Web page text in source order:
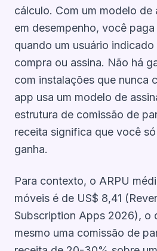
cálculo. Com um modelo de
em desempenho, você
quando um usuário
compra ou assina. Não há
com instalações que nunca
app usa um modelo de
estrutura de comissão de
receita significa que você
ganha.
Para contexto, o ARPU
móveis é de US$ 8,41
Subscription Apps 2026), o
mesmo uma comissão de